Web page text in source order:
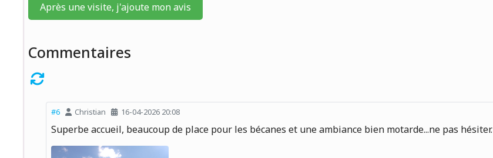
Après une visite, j'ajoute mon avis
Commentaires
#6 Christian 16-04-2026 20:08
Superbe accueil, beaucoup de place pour les bécanes et une ambiance bien motarde...ne pas hésiter.